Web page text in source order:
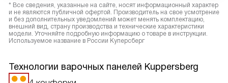
* Все сведения, указанные на сайте, носят информационный характер
и не являются публичной офертой. Производитель на свое усмотрение
и без дополнительных уведомлений может менять комплектацию,
внешний вид, страну производства и технические характеристики
модели. Уточняйте подробную информацию о товаре в инструкции.
Используемое название в России Куперсберг
Технологии варочных панелей Kuppersberg